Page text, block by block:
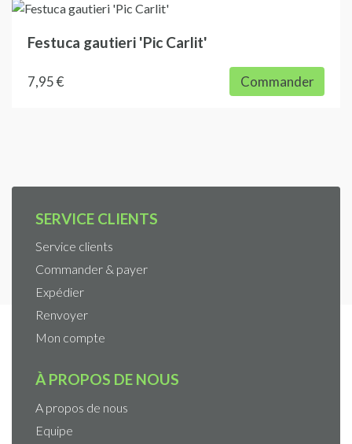
Festuca gautieri 'Pic Carlit'
7,95 € Commander
SERVICE CLIENTS
Service clients
Commander & payer
Expédier
Renvoyer
Mon compte
À PROPOS DE NOUS
A propos de nous
Equipe